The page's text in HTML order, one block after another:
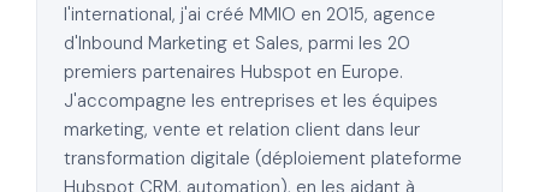
l'international, j'ai créé MMIO en 2015, agence
d'Inbound Marketing et Sales, parmi les 20
premiers partenaires Hubspot en Europe.
J'accompagne les entreprises et les équipes
marketing, vente et relation client dans leur
transformation digitale (déploiement plateforme